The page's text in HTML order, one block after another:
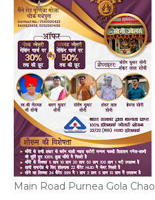
Main Road Purnea Gola